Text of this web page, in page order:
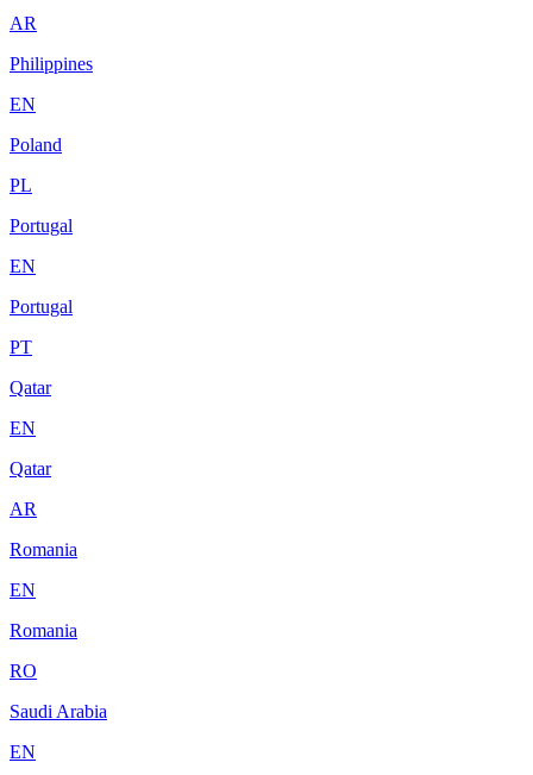
AR
Philippines
EN
Poland
PL
Portugal
EN
Portugal
PT
Qatar
EN
Qatar
AR
Romania
EN
Romania
RO
Saudi Arabia
EN